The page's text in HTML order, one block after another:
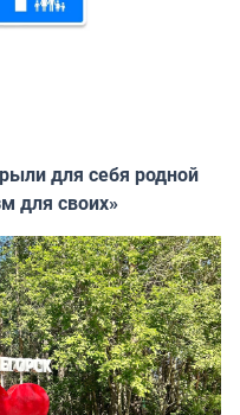
для себя родной
для своих»